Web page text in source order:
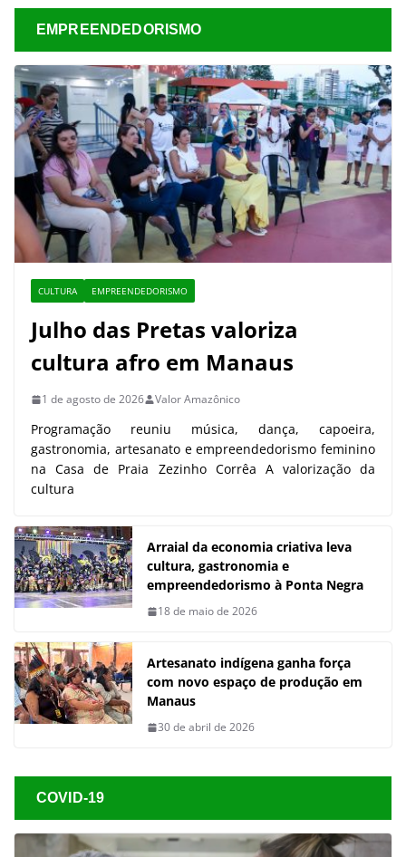
EMPREENDEDORISMO
CULTURA EMPREENDEDORISMO
Julho das Pretas valoriza
cultura afro em Manaus
1 de agosto de 2026 Valor Amazônico
Programação reuniu música, dança, capoeira,
gastronomia, artesanato e empreendedorismo feminino
na Casa de Praia Zezinho Corrêa A valorização da
cultura
Arraial da economia criativa leva
cultura, gastronomia e
empreendedorismo à Ponta Negra
18 de maio de 2026
Artesanato indígena ganha força
com novo espaço de produção em
Manaus
30 de abril de 2026
COVID-19